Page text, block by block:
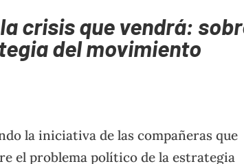
crisis que vendrá:
del movimiento
la iniciativa de las compañeras que
el problema político de la estrategia